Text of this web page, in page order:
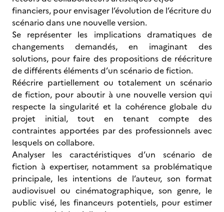
financiers, pour envisager l’évolution de l’écriture du
scénario dans une nouvelle version.
Se représenter les implications dramatiques de
changements demandés, en imaginant des
solutions, pour faire des propositions de réécriture
de différents éléments d’un scénario de fiction.
Réécrire partiellement ou totalement un scénario
de fiction, pour aboutir à une nouvelle version qui
respecte la singularité et la cohérence globale du
projet initial, tout en tenant compte des
contraintes apportées par des professionnels avec
lesquels on collabore.
Analyser les caractéristiques d’un scénario de
fiction à expertiser, notamment sa problématique
principale, les intentions de l’auteur, son format
audiovisuel ou cinématographique, son genre, le
public visé, les financeurs potentiels, pour estimer